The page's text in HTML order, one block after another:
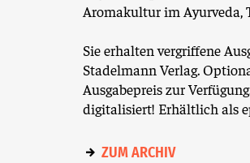
Aromakultur im Ayurveda,
Sie erhalten vergriffene
Stadelmann Verlag.
Ausgabepreis zur
digitalisiert! Erhältlich als
ZUM ARCHIV